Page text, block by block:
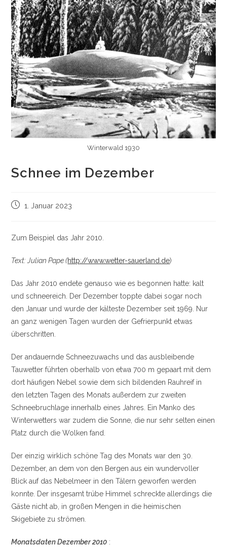
Winterwald 1930
Schnee im Dezember
Beitrag1. Januar 2023
Zum Beispiel das Jahr 2010.
Text: Julian Pape (http://www.wetter-sauerland.de)
Das Jahr 2010 endete genauso wie es begonnen hatte: kalt
und schneereich. Der Dezember toppte dabei sogar noch
den Januar und wurde der kälteste Dezember seit 1969. Nur
an ganz wenigen Tagen wurden der Gefrierpunkt etwas
überschritten.
Der andauernde Schneezuwachs und das ausbleibende
Tauwetter führten oberhalb von etwa 700 m gepaart mit dem
dort häufigen Nebel sowie dem sich bildenden Rauhreif in
den letzten Tagen des Monats außerdem zur zweiten
Schneebruchlage innerhalb eines Jahres. Ein Manko des
Winterwetters war zudem die Sonne, die nur sehr selten einen
Platz durch die Wolken fand.
Der einzig wirklich schöne Tag des Monats war den 30.
Dezember, an dem von den Bergen aus ein wundervoller
Blick auf das Nebelmeer in den Tälern geworfen werden
konnte. Der insgesamt trübe Himmel schreckte allerdings die
Gäste nicht ab, in großen Mengen in die heimischen
Skigebiete zu strömen.
Monatsdaten Dezember 2010 :